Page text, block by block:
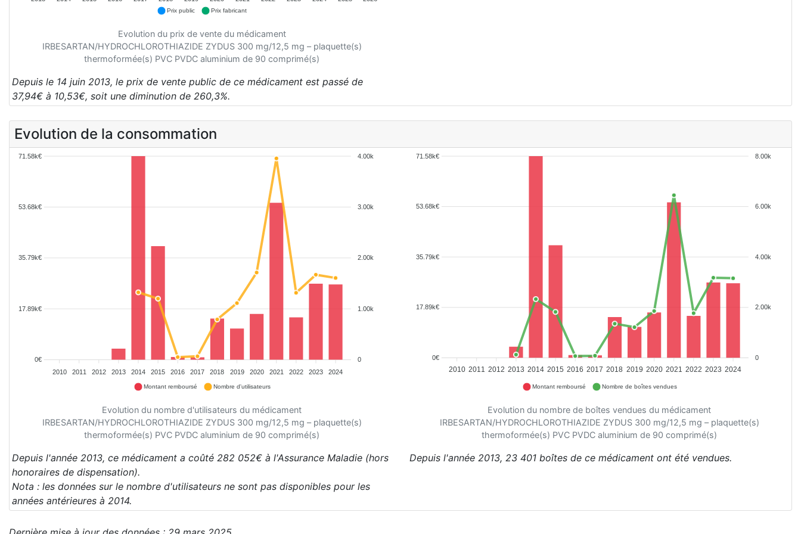
Prix public Prix fabricant
Evolution du prix de vente du médicament
IRBESARTAN/HYDROCHLOROTHIAZIDE ZYDUS 300 mg/12,5 mg – plaquette(s)
thermoformée(s) PVC PVDC aluminium de 90 comprimé(s)
Depuis le 14 juin 2013, le prix de vente public de ce médicament est passé de
37,94€ à 10,53€, soit une diminution de 260,3%.
Evolution de la consommation
2010 2011 2012 2013 2014 2015 2016 2017 2018 2019 2020 2021 2022 2023 2024
4.00k
3.00k
2.00k
1.00k
0
71.58k€
53.68k€
35.79k€
17.89k€
0€
Montant remboursé Nombre d'utilisateurs
Evolution du nombre d'utilisateurs du médicament
IRBESARTAN/HYDROCHLOROTHIAZIDE ZYDUS 300 mg/12,5 mg – plaquette(s)
thermoformée(s) PVC PVDC aluminium de 90 comprimé(s)
Depuis l'année 2013, ce médicament a coûté 282 052€ à l'Assurance Maladie (hors
honoraires de dispensation).
Nota : les données sur le nombre d'utilisateurs ne sont pas disponibles pour les
années antérieures à 2014.
2010 2011 2012 2013 2014 2015 2016 2017 2018 2019 2020 2021 2022 2023 2024
8.00k
6.00k
4.00k
2.00k
0
71.58k€
53.68k€
35.79k€
17.89k€
0€
Montant remboursé Nombre de boîtes vendues
Evolution du nombre de boîtes vendues du médicament
IRBESARTAN/HYDROCHLOROTHIAZIDE ZYDUS 300 mg/12,5 mg – plaquette(s)
thermoformée(s) PVC PVDC aluminium de 90 comprimé(s)
Depuis l'année 2013, 23 401 boîtes de ce médicament ont été vendues.